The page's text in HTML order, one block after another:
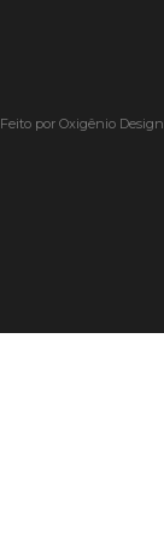
Feito por Oxigênio Design